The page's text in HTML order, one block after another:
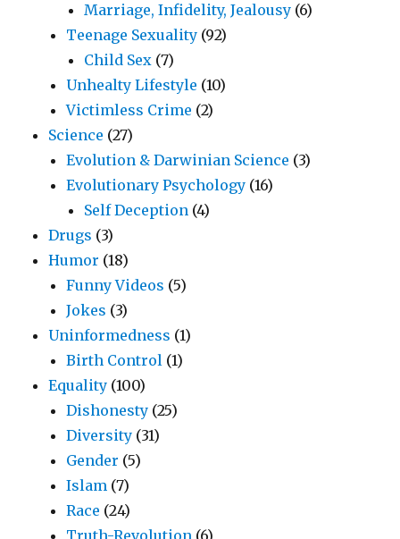
Marriage, Infidelity, Jealousy (6)
Teenage Sexuality (92)
Child Sex (7)
Unhealty Lifestyle (10)
Victimless Crime (2)
Science (27)
Evolution & Darwinian Science (3)
Evolutionary Psychology (16)
Self Deception (4)
Drugs (3)
Humor (18)
Funny Videos (5)
Jokes (3)
Uninformedness (1)
Birth Control (1)
Equality (100)
Dishonesty (25)
Diversity (31)
Gender (5)
Islam (7)
Race (24)